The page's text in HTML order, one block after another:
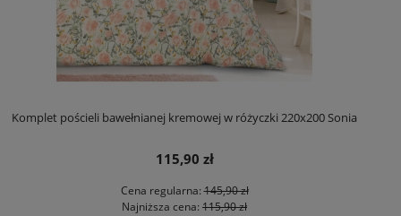
Komplet pościeli bawełnianej kremowej w różyczki 220x200 Sonia
115,90 zł
Cena regularna:145,90 zł
Najniższa cena: 115,90 zł